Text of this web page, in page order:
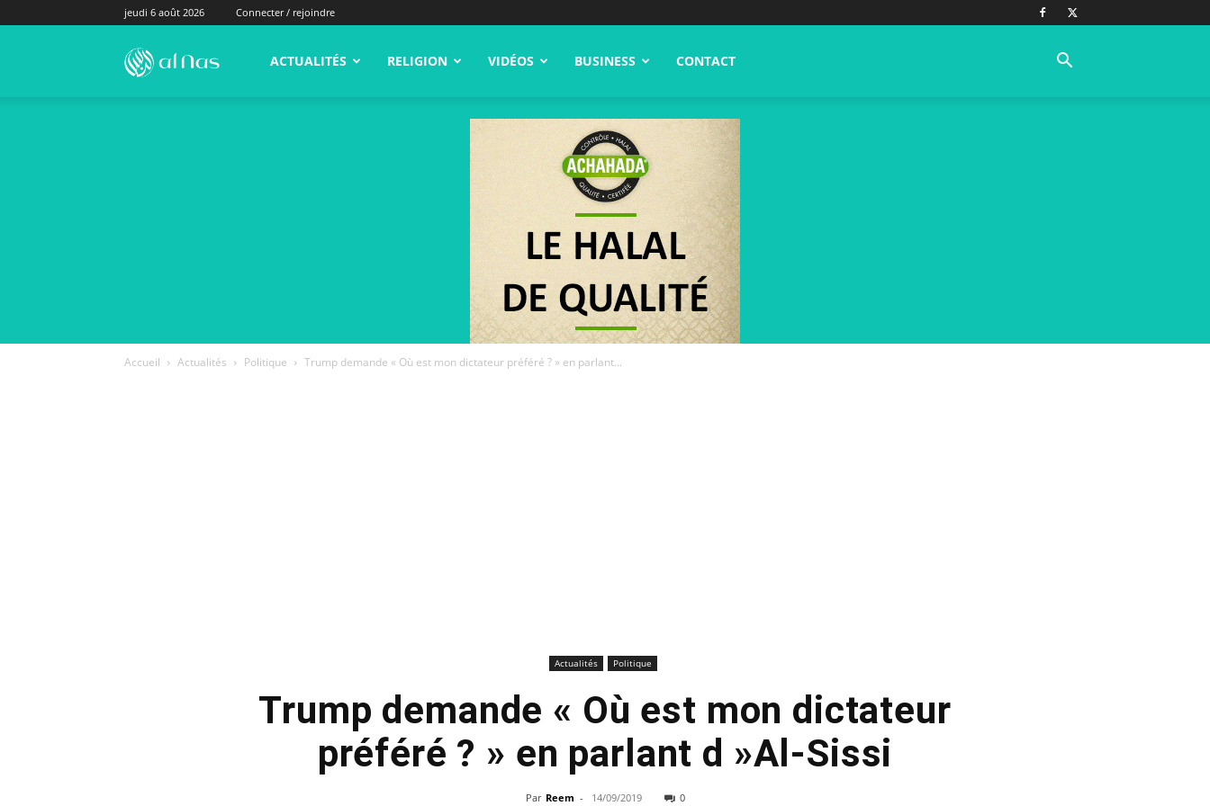
jeudi 6 août 2026 Connecter / rejoindre
alNas.fr ACTUALITÉS RELIGION VIDÉOS BUSINESS CONTACT
Accueil Actualités Politique Trump demande « Où est mon dictateur préféré ? » en parlant...
Actualités Politique
Trump demande « Où est mon dictateur
préféré ? » en parlant d »Al-Sissi
Par Reem - 14/09/2019 0